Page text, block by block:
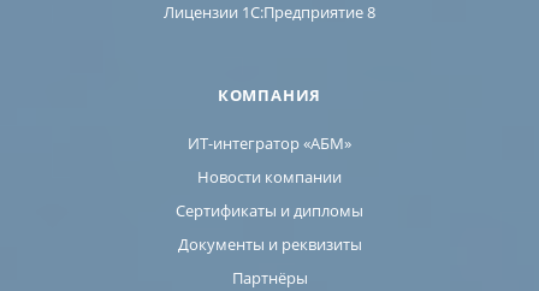
Лицензии 1C:Предприятие 8
КОМПАНИЯ
ИТ-интегратор «АБМ»
Новости компании
Сертификаты и дипломы
Документы и реквизиты
Партнёры